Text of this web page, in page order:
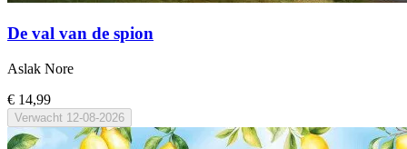
De val van de spion
Aslak Nore
€ 14,99
Verwacht 12-08-2026